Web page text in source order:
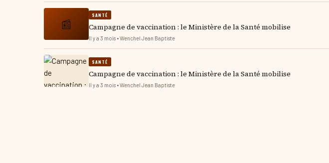
📰
SANTÉ
Campagne de vaccination : le Ministère de la Santé mobilise
Il y a 3 mois • Wenchel Jean Baptiste
SANTÉ
Campagne de vaccination : le Ministère de la Santé mobilise
Il y a 3 mois • Wenchel Jean Baptiste